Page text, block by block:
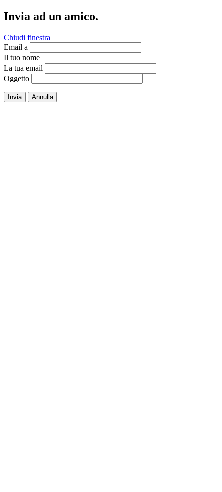
Invia ad un amico.
Chiudi finestra
Email a
Il tuo nome
La tua email
Oggetto
Invia Annulla